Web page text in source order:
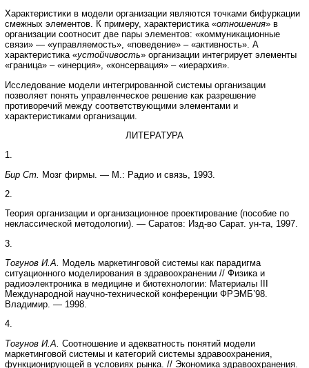
Характеристики в модели организации являются точками бифуркации
смежных элементов. К примеру, характеристика «отношения» в
организации соотносит две пары элементов: «коммуникационные
связи» — «управляемость», «поведение» – «активность». А
характеристика «устойчивость» организации интегрирует элементы
«граница» – «инерция», «консервация» – «иерархия».
Исследование модели интегрированной системы организации
позволяет понять управленческое решение как разрешение
противоречий между соответствующими элементами и
характеристиками организации.
ЛИТЕРАТУРА
1.
Бир Ст. Мозг фирмы. — М.: Радио и связь, 1993.
2.
Теория организации и организационное проектирование (пособие по
неклассической методологии). — Саратов: Изд-во Сарат. ун-та, 1997.
3.
Тогунов И.А.
Модель маркетинговой системы как парадигма
ситуационного моделирования в здравоохранении // Физика и
радиоэлектроника в медицине и биотехнологии: Материалы III
Международной научно-технической конференции ФРЭМБ’98.
Владимир. — 1998.
4.
Тогунов И.А. Соотношение и адекватность понятий модели
маркетинговой системы и категорий системы здравоохранения,
функционирующей в условиях рынка. // Экономика здравоохранения.